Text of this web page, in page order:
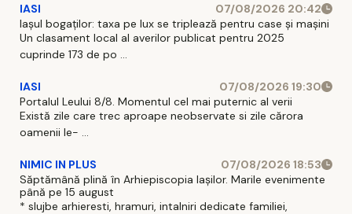
IASI
07/08/2026 20:42
Iașul bogaților: taxa pe lux se triplează pentru case și mașini
Un clasament local al averilor publicat pentru 2025
cuprinde 173 de po ...
IASI
07/08/2026 19:30
Portalul Leului 8/8. Momentul cel mai puternic al verii
Există zile care trec aproape neobservate si zile cărora
oamenii le- ...
NIMIC IN PLUS
07/08/2026 18:53
Săptămână plină în Arhiepiscopia Iașilor. Marile evenimente
până pe 15 august
* slujbe arhieresti, hramuri, intalniri dedicate familiei,